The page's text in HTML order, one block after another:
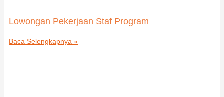
Lowongan Pekerjaan Staf Program
Baca Selengkapnya »